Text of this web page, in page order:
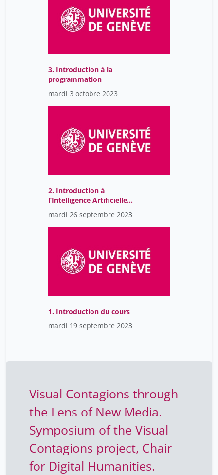
3. Introduction à la
programmation
mardi 3 octobre 2023
2. Introduction à
l’Intelligence Artificielle
(AI) et l’Apprentissage
statistique (ML)
mardi 26 septembre 2023
1. Introduction du cours
mardi 19 septembre 2023
Visual Contagions through
the Lens of New Media.
Symposium of the Visual
Contagions project, Chair
for Digital Humanities.